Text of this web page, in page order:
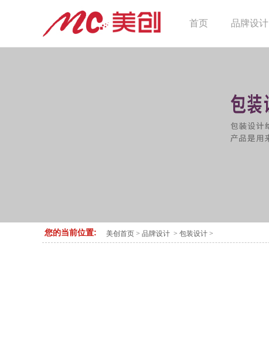
您的当前位置: 美创首页 > 品牌设计 > 包装设计 >
首页 品牌设计